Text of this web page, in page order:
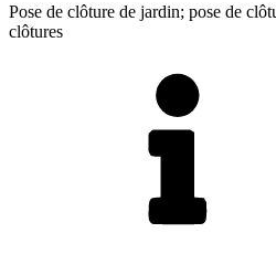
Pose de clôture de jardin; pose de
clôtures